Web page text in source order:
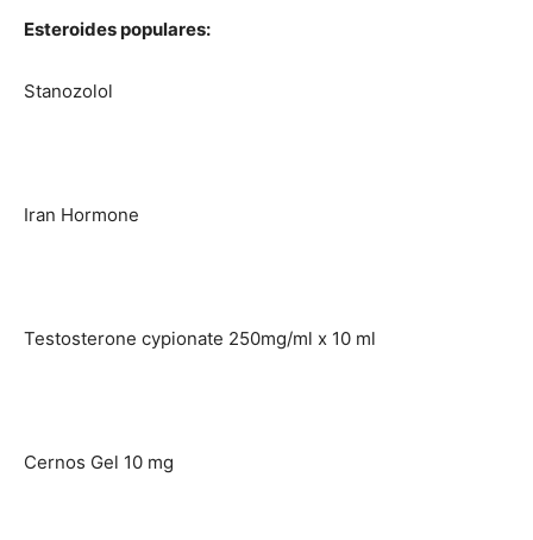
Esteroides populares:
Stanozolol
Iran Hormone
Testosterone cypionate 250mg/ml x 10 ml
Cernos Gel 10 mg